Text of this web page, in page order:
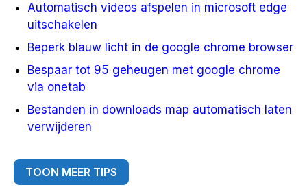
Automatisch videos afspelen in microsoft edge
uitschakelen
Beperk blauw licht in de google chrome browser
Bespaar tot 95 geheugen met google chrome
via onetab
Bestanden in downloads map automatisch laten
verwijderen
TOON MEER TIPS